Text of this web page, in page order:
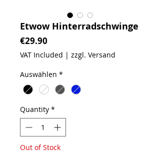
Etwow Hinterradschwinge
€29.90
VAT Included | zzgl. Versand
Auswählen *
Quantity *
Out of Stock